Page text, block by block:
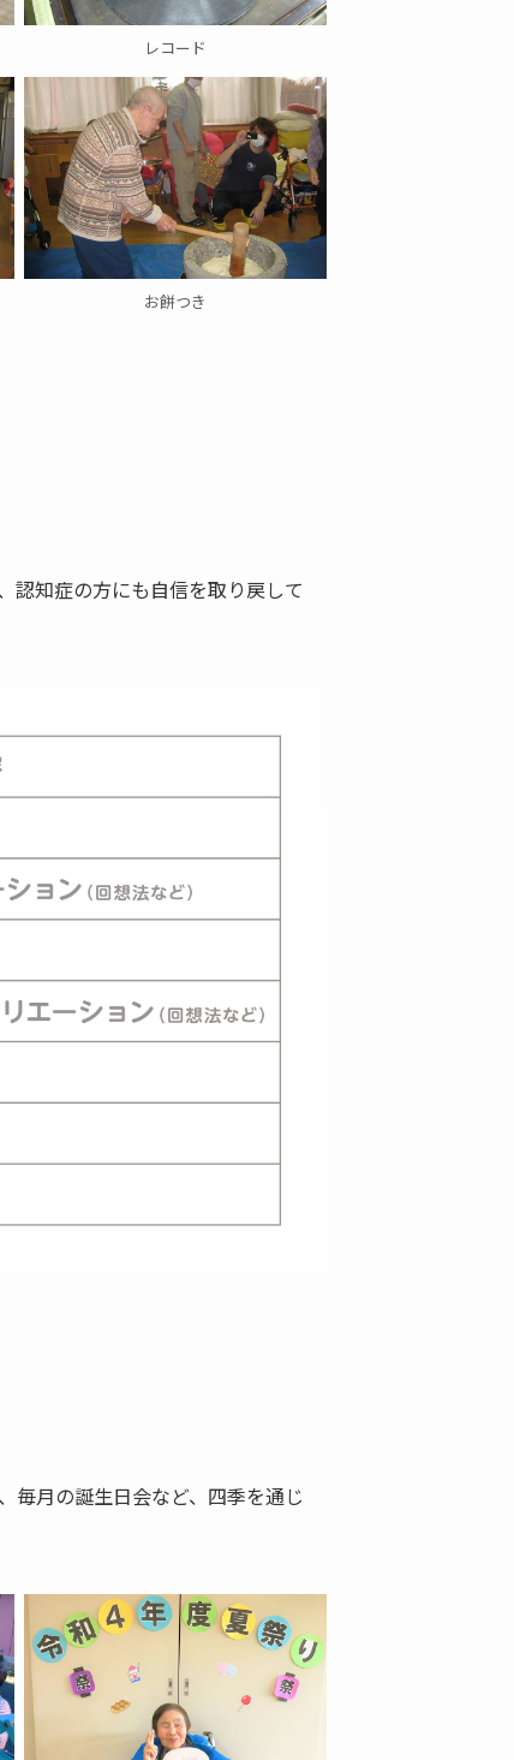
レコード
お餅つき
認知症の方にも自信を取り戻して
毎月の誕生日会など、四季を通じ